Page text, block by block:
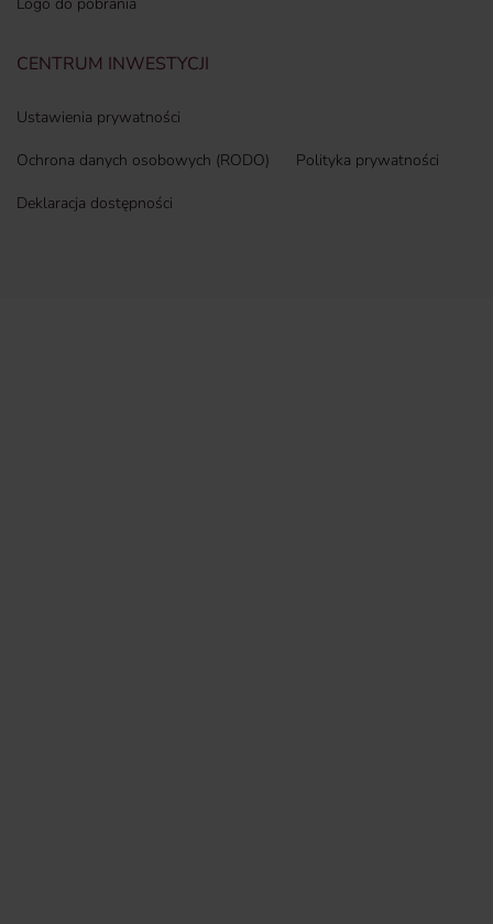
CENTRUM INWESTYCJI
Ustawienia prywatności
Ochrona danych osobowych (RODO) Polityka prywatności
Deklaracja dostępności